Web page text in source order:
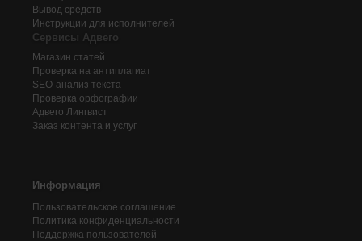
Вывод средств
Инструкции для исполнителей
Сервисы Адвего
Магазин статей
Проверка на антиплагиат
SEO-анализ текста
Проверка орфографии
Адвего Лингвист
Заказ контента и услуг
Информация
Пользовательское соглашение
Политика конфиденциальности
Поддержка пользователей